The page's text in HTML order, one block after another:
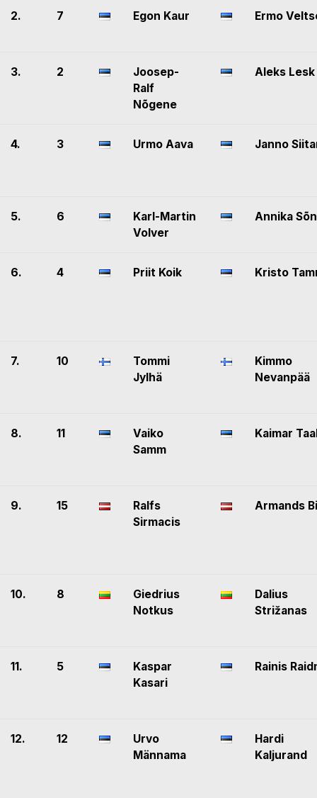
2. 7 Egon Kaur Ermo
3. 2
Joosep-
Ralf
Nõgene
Aleks Lesk
4. 3 Urmo Aava Janno
5. 6
Karl-Martin
Volver
Annika
6. 4 Priit Koik Kristo
7. 10
Tommi
Jylhä
Kimmo
Nevanpää
8. 11
Vaiko
Samm
Kaimar
9. 15
Ralfs
Sirmacis
Armands
10. 8
Giedrius
Notkus
Dalius
Strižanas
11. 5
Kaspar
Kasari
Rainis
12. 12
Urvo
Männama
Hardi
Kaljurand